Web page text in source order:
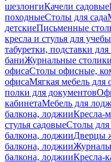
шезлонгиКачели садовые
походныеСтолы для сада
детскиеПисьменные
кресла и стулья для учебы
табуретки, подставки
баниЖурнальные
офисаСтолы офисные,
офисаМягкая мебель для
полки для документов
кабинетаМебель для
балкона, лоджииКресла-
стулья садовыеСтолы для
балкона, лоджииДверцы
балкона, лоджии
балкона, лоджииКресла-